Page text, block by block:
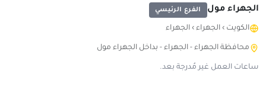
الجهراء مول الفرع الرئيسي
الكويت › الجهراء › الجهراء
محافظة الجهراء - الجهراء - بداخل الجهراء مول
ساعات العمل غير مُدرجة بعد.